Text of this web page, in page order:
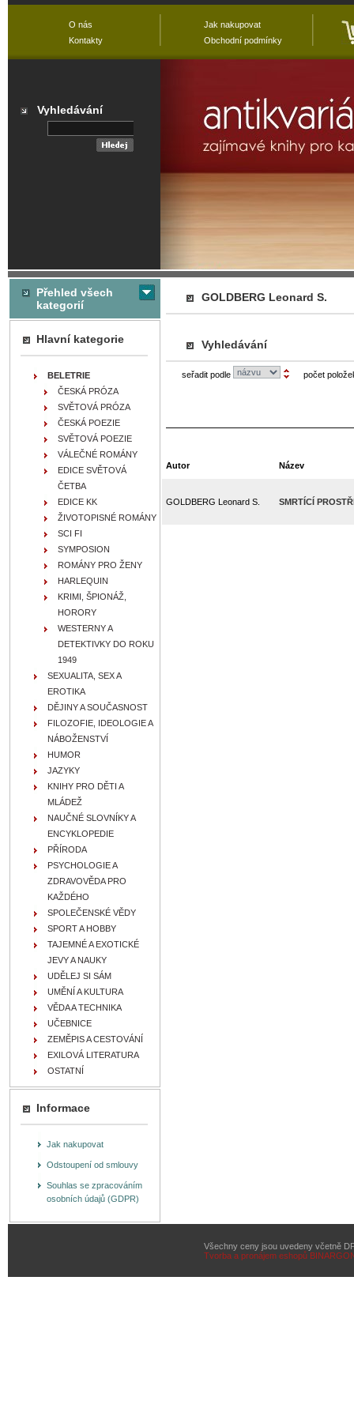
GOLDBERG Leonard S.
Vyhledávání
seřadit podle počet
Autor Název
GOLDBERG Leonard S. SMRTÍCÍ
Přehled všech
kategorií
Hlavní kategorie
BELETRIE
ČESKÁ PRÓZA
SVĚTOVÁ PRÓZA
ČESKÁ POEZIE
SVĚTOVÁ POEZIE
VÁLEČNÉ ROMÁNY
EDICE SVĚTOVÁ
ČETBA
EDICE KK
ŽIVOTOPISNÉ ROMÁNY
SCI FI
SYMPOSION
ROMÁNY PRO ŽENY
HARLEQUIN
KRIMI, ŠPIONÁŽ,
HORORY
WESTERNY A
DETEKTIVKY DO ROKU
1949
SEXUALITA, SEX A
EROTIKA
DĚJINY A SOUČASNOST
FILOZOFIE, IDEOLOGIE A
NÁBOŽENSTVÍ
HUMOR
JAZYKY
KNIHY PRO DĚTI A
MLÁDEŽ
NAUČNÉ SLOVNÍKY A
ENCYKLOPEDIE
PŘÍRODA
PSYCHOLOGIE A
ZDRAVOVĚDA PRO
KAŽDÉHO
SPOLEČENSKÉ VĚDY
SPORT A HOBBY
TAJEMNÉ A EXOTICKÉ
JEVY A NAUKY
UDĚLEJ SI SÁM
UMĚNÍ A KULTURA
VĚDA A TECHNIKA
UČEBNICE
ZEMĚPIS A CESTOVÁNÍ
EXILOVÁ LITERATURA
OSTATNÍ
Informace
Jak nakupovat
Odstoupení od smlouvy
Souhlas se zpracováním
osobních údajů (GDPR)
Všechny ceny jsou uvedeny včetně
Tvorba a pronájem eshopů
O nás
Kontakty
Jak nakupovat
Obchodní podmínky
Vyhledávání